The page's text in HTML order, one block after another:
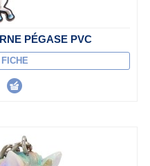
PÉGASE PVC